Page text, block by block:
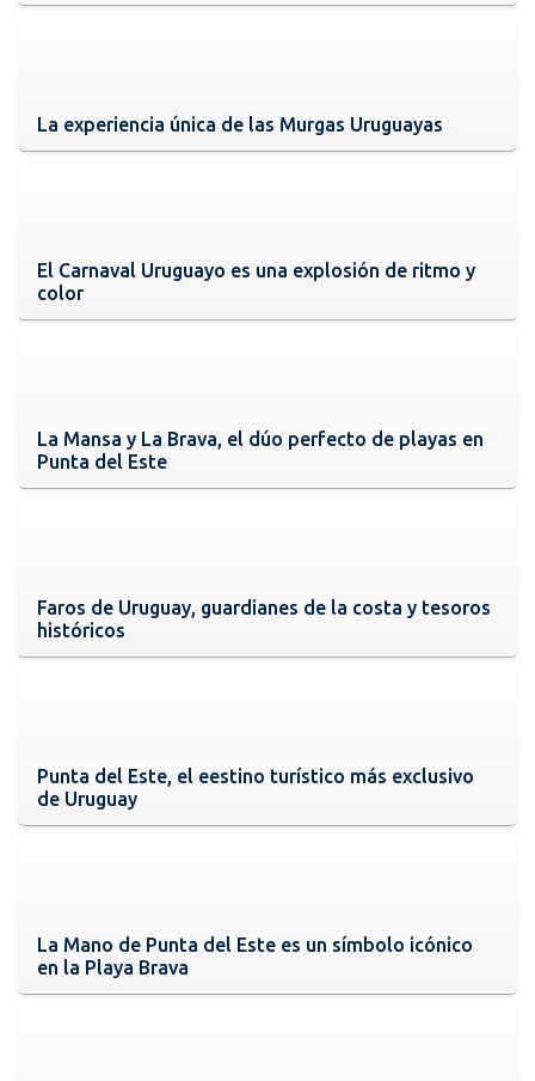
La experiencia única de las Murgas Uruguayas
El Carnaval Uruguayo es una explosión de ritmo y
color
La Mansa y La Brava, el dúo perfecto de playas en
Punta del Este
Faros de Uruguay, guardianes de la costa y tesoros
históricos
Punta del Este, el eestino turístico más exclusivo
de Uruguay
La Mano de Punta del Este es un símbolo icónico
en la Playa Brava